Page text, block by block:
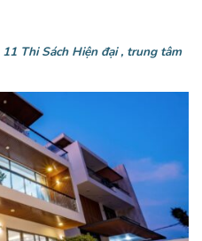
11 Thi Sách Hiện đại , trung tâm